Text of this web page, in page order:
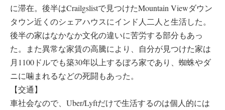
に滞在。後半はCrailgslistで見つけたMountain Viewダウン
タウン近くのシェアハウスにインド人二人と生活した。
後半の家はなかなか文化の違いに苦労する部分もあっ
た。また異常な家賃の高騰により、自分が見つけた家は
月1100ドルでも築30年以上するぼろ家であり、蜘蛛やダ
ニに噛まれるなどの死闘もあった。
【交通】
車社会なので、Uber/Lyftだけで生活するのは個人的には